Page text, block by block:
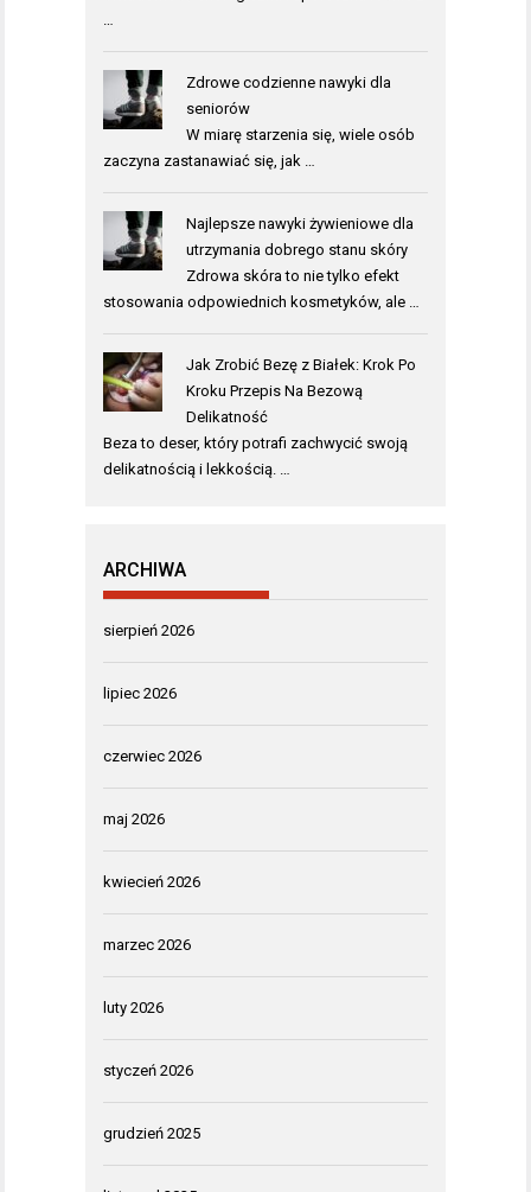
…
Zdrowe codzienne nawyki dla
seniorów
W miarę starzenia się, wiele osób
zaczyna zastanawiać się, jak …
Najlepsze nawyki żywieniowe dla
utrzymania dobrego stanu skóry
Zdrowa skóra to nie tylko efekt
stosowania odpowiednich kosmetyków, ale …
Jak Zrobić Bezę z Białek: Krok Po
Kroku Przepis Na Bezową
Delikatność
Beza to deser, który potrafi zachwycić swoją
delikatnością i lekkością. …
ARCHIWA
sierpień 2026
lipiec 2026
czerwiec 2026
maj 2026
kwiecień 2026
marzec 2026
luty 2026
styczeń 2026
grudzień 2025